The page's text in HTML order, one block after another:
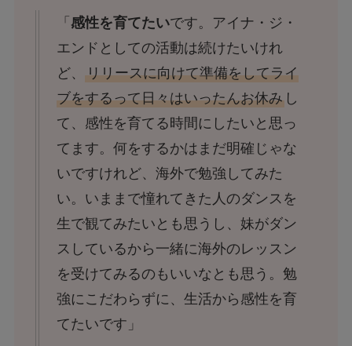
「 感性を育てたいです。アイナ・ジ・
エンドとしての活動は続けたいけれ
ど、 リリースに向けて準備をしてライ
ブをするって日々はいったんお休みし
て、感性を育てる時間にしたいと思っ
てます。何をするかはまだ明確じゃな
いですけれど、海外で勉強してみた
い。いままで憧れてきた人のダンスを
生で観てみたいとも思うし、妹がダン
スしているから一緒に海外のレッスン
を受けてみるのもいいなとも思う。勉
強にこだわらずに、生活から感性を育
てたいです」